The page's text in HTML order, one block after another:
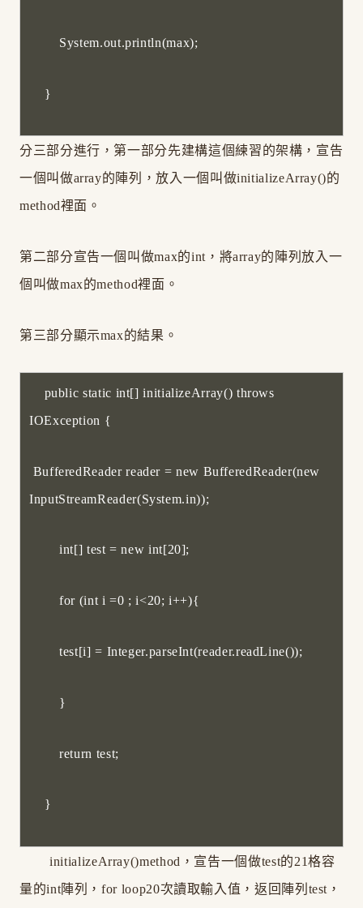
System.out.println(max);
}
分三部分進行，第一部分先建構這個練習的架構，宣告
一個叫做array的陣列，放入一個叫做initializeArray()的
method裡面。
第二部分宣告一個叫做max的int，將array的陣列放入一
個叫做max的method裡面。
第三部分顯示max的結果。
public static int[] initializeArray() throws
IOException {
BufferedReader reader = new BufferedReader(new
InputStreamReader(System.in));
int[] test = new int[20];
for (int i =0 ; i<20; i++){
test[i] = Integer.parseInt(reader.readLine());
}
return test;
}
initializeArray()method，宣告一個做test的21格容
量的int陣列，for loop20次讀取輸入值，返回陣列test，